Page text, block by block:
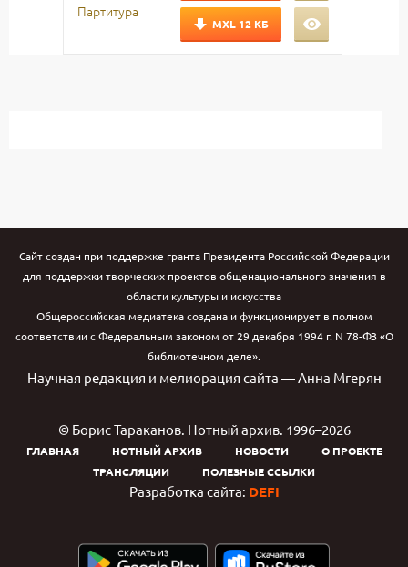
Партитура
MXL 12 КБ
Сайт создан при поддержке гранта Президента Российской Федерации
для поддержки творческих проектов общенационального значения в
области культуры и искусства
Общероссийская медиатека создана и функционирует в полном
соответствии с Федеральным законом от 29 декабря 1994 г. N 78-ФЗ «О
библиотечном деле».
Научная редакция и мелиорация сайта — Анна Мгерян
© Борис Тараканов. Нотный архив. 1996–2026
ГЛАВНАЯ НОТНЫЙ АРХИВ НОВОСТИ
О ПРОЕКТЕ
ТРАНСЛЯЦИИ
ПОЛЕЗНЫЕ ССЫЛКИ
Разработка сайта: DEFI